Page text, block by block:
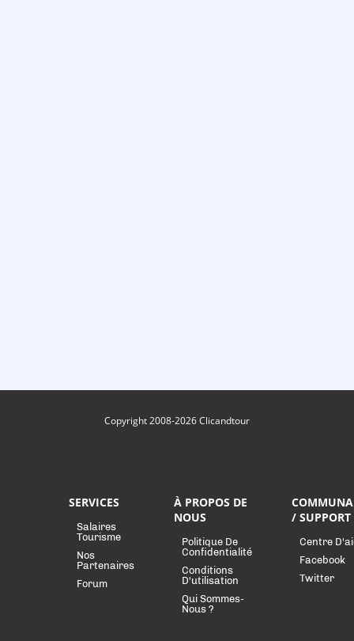
Copyright 2008-2026 Clicandtour
SERVICES
Salaires
Tourisme
Nos
Partenaires
Forum
À PROPOS DE
NOUS
Politique De
Confidentialité
Conditions
D'utilisation
Qui Sommes-
Nous ?
/ SUPPORT
Centre
Facebook
Twitter